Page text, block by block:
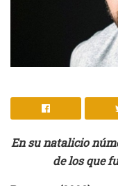
En su natalicio
de los que